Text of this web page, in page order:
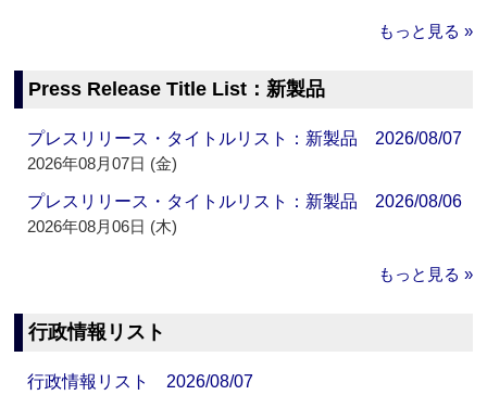
もっと見る »
Press Release Title List：新製品
プレスリリース・タイトルリスト：新製品 2026/08/07
2026年08月07日 (金)
プレスリリース・タイトルリスト：新製品 2026/08/06
2026年08月06日 (木)
もっと見る »
行政情報リスト
行政情報リスト 2026/08/07